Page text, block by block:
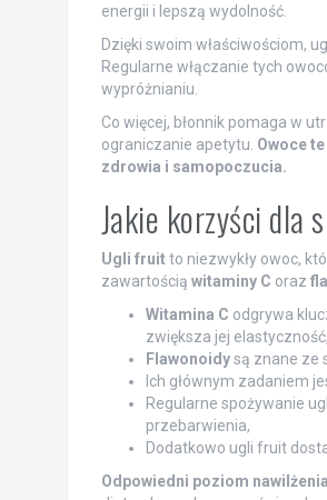
energii i lepszą wydolność.
Dzięki swoim właściwościom,
Regularne włączanie tych
wypróżnianiu.
Co więcej, błonnik pomaga w
ograniczanie apetytu. Owoce
zdrowia i samopoczucia.
Jakie korzyści
Ugli fruitto niezwykły owoc,
zawartością witaminy C oraz
Witamina C odgrywa
zwiększa jej elastyczność,
Flawonoidysą znane ze
Ich głównym zadaniem
Regularne spożywanie
przebarwienia,
Dodatkowo ugli fruit
Odpowiedni poziom nawilżenia